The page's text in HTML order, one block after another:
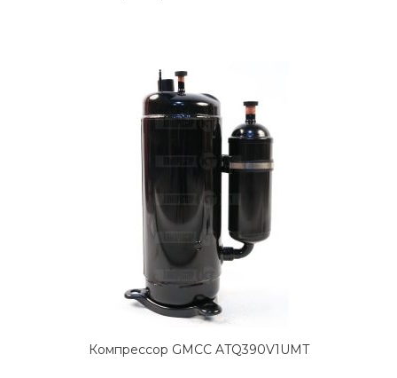
Компрессор GMCC ATQ390V1UMT